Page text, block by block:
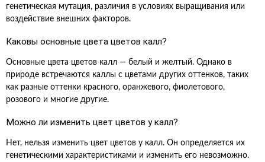
генетическая мутация, различия в условиях выращивания или
воздействие внешних факторов.
Каковы основные цвета цветов калл?
Основные цвета цветов калл — белый и желтый. Однако в
природе встречаются каллы с цветами других оттенков, таких
как разные оттенки красного, оранжевого, фиолетового,
розового и многие другие.
Можно ли изменить цвет цветов у калл?
Нет, нельзя изменить цвет цветов у калл. Он определяется их
генетическими характеристиками и изменить его невозможно.